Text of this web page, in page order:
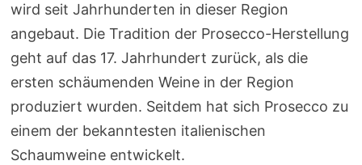
wird seit Jahrhunderten in dieser Region
angebaut. Die Tradition der Prosecco-Herstellung
geht auf das 17. Jahrhundert zurück, als die
ersten schäumenden Weine in der Region
produziert wurden. Seitdem hat sich Prosecco zu
einem der bekanntesten italienischen
Schaumweine entwickelt.